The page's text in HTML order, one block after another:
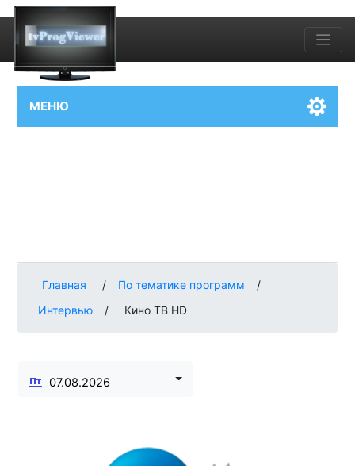
МЕНЮ
Главная / По тематике программ
/
Интервью
/ Кино ТВ HD
07.08.2026